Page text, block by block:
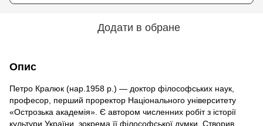
Додати в обране
Опис
Петро Кралюк (нар.1958 р.) — доктор філософських наук,
професор, перший проректор Національного університету
«Острозька академія». Є автором численних робіт з історії
культури України, зокрема її філософської думки. Створив